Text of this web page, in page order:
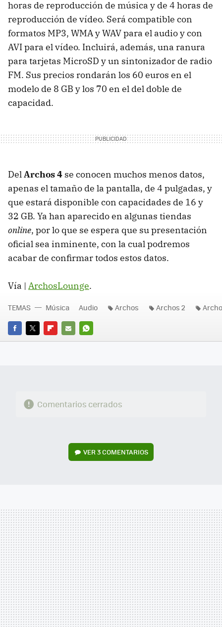
horas de reproducción de música y de 4 horas de
reproducción de vídeo. Será compatible con
formatos MP3, WMAyWAVpara el audio y con
AVIpara el vídeo. Incluirá, además, una ranura
para tarjetas MicroSD y un sintonizador de radio
FM. Sus precios rondarán los 60 euros en el
modelo de 8 GB y los 70 en el del doble de
capacidad.
DelArchos 4 se conocen muchos menos datos,
apenas el tamaño de la pantalla, de 4 pulgadas, y
que estará disponible con capacidades de 16 y
32 GB. Ya han aparecido en algunas tiendas
online, por lo que se espera que su presentación
oficial sea inminente, con la cual podremos
acabar de confirmar todos estos datos.
Vía | ArchosLounge.
FACEBOOK
TWITTERFLIPBOARD
E-
WHATSAPP
TEMAS Música Audio Archos Archos 2
Comentarios cerrados
VER3 COMENTARIOS